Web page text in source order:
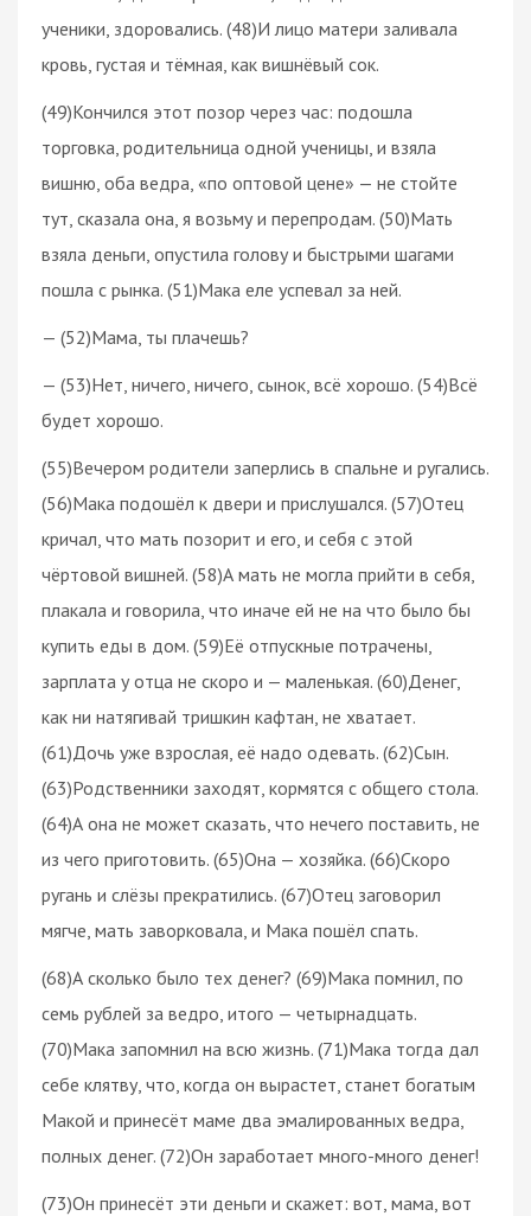
ученики, здоровались. (48)И лицо матери заливала
кровь, густая и тёмная, как вишнёвый сок.
(49)Кончился этот позор через час: подошла
торговка, родительница одной ученицы, и взяла
вишню, оба ведра, «по оптовой цене» — не стойте
тут, сказала она, я возьму и перепродам. (50)Мать
взяла деньги, опустила голову и быстрыми шагами
пошла с рынка. (51)Мака еле успевал за ней.
— (52)Мама, ты плачешь?
— (53)Нет, ничего, ничего, сынок, всё хорошо. (54)Всё
будет хорошо.
(55)Вечером родители заперлись в спальне и ругались.
(56)Мака подошёл к двери и прислушался. (57)Отец
кричал, что мать позорит и его, и себя с этой
чёртовой вишней. (58)А мать не могла прийти в себя,
плакала и говорила, что иначе ей не на что было бы
купить еды в дом. (59)Её отпускные потрачены,
зарплата у отца не скоро и — маленькая. (60)Денег,
как ни натягивай тришкин кафтан, не хватает.
(61)Дочь уже взрослая, её надо одевать. (62)Сын.
(63)Родственники заходят, кормятся с общего стола.
(64)А она не может сказать, что нечего поставить, не
из чего приготовить. (65)Она — хозяйка. (66)Скоро
ругань и слёзы прекратились. (67)Отец заговорил
мягче, мать заворковала, и Мака пошёл спать.
(68)А сколько было тех денег? (69)Мака помнил, по
семь рублей за ведро, итого — четырнадцать.
(70)Мака запомнил на всю жизнь. (71)Мака тогда дал
себе клятву, что, когда он вырастет, станет богатым
Макой и принесёт маме два эмалированных ведра,
полных денег. (72)Он заработает много-много денег!
(73)Он принесёт эти деньги и скажет: вот, мама, вот